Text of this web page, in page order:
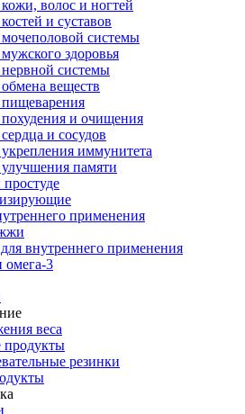
волос и ногтей
и суставов
системы
здоровья
системы
веществ
и очищения
и сосудов
иммунитета
памяти
применения
внутреннего применения
3
веса
продукты
резинки